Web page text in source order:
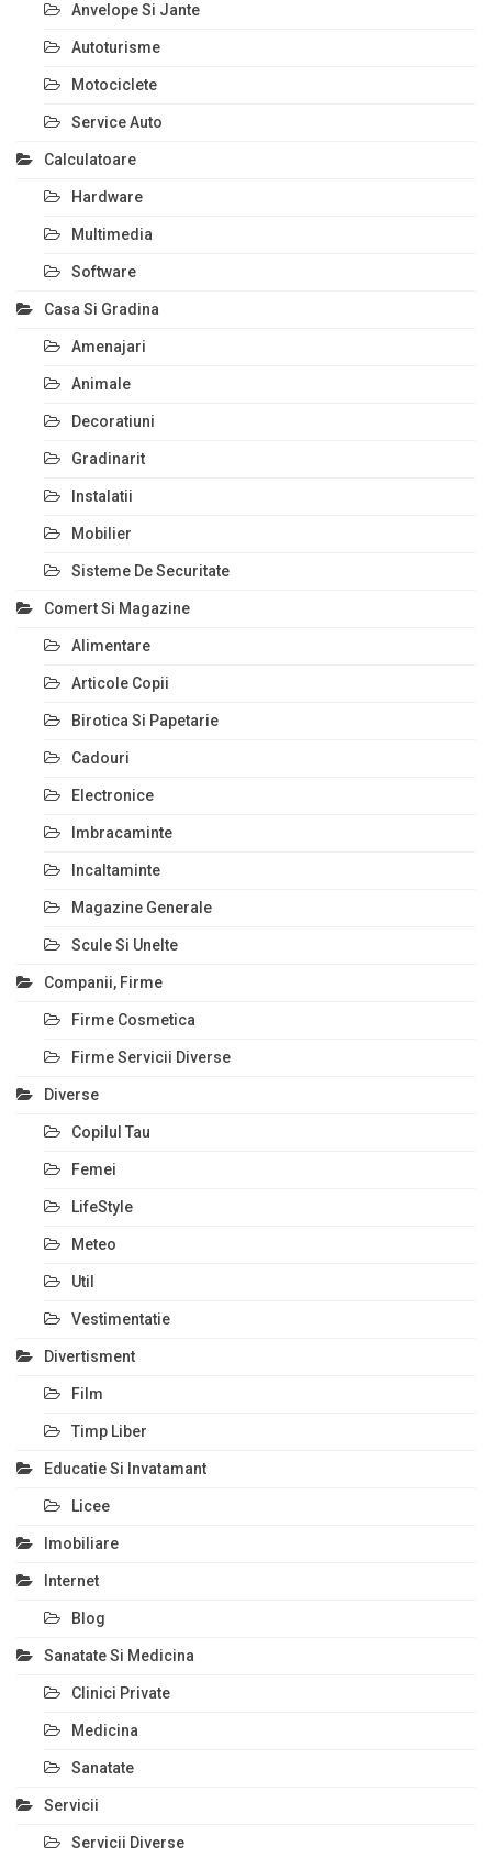
Anvelope Si Jante
Autoturisme
Motociclete
Service Auto
Calculatoare
Hardware
Multimedia
Software
Casa Si Gradina
Amenajari
Animale
Decoratiuni
Gradinarit
Instalatii
Mobilier
Sisteme De Securitate
Comert Si Magazine
Alimentare
Articole Copii
Birotica Si Papetarie
Cadouri
Electronice
Imbracaminte
Incaltaminte
Magazine Generale
Scule Si Unelte
Companii, Firme
Firme Cosmetica
Firme Servicii Diverse
Diverse
Copilul Tau
Femei
LifeStyle
Meteo
Util
Vestimentatie
Divertisment
Film
Timp Liber
Educatie Si Invatamant
Licee
Imobiliare
Internet
Blog
Sanatate Si Medicina
Clinici Private
Medicina
Sanatate
Servicii
Servicii Diverse